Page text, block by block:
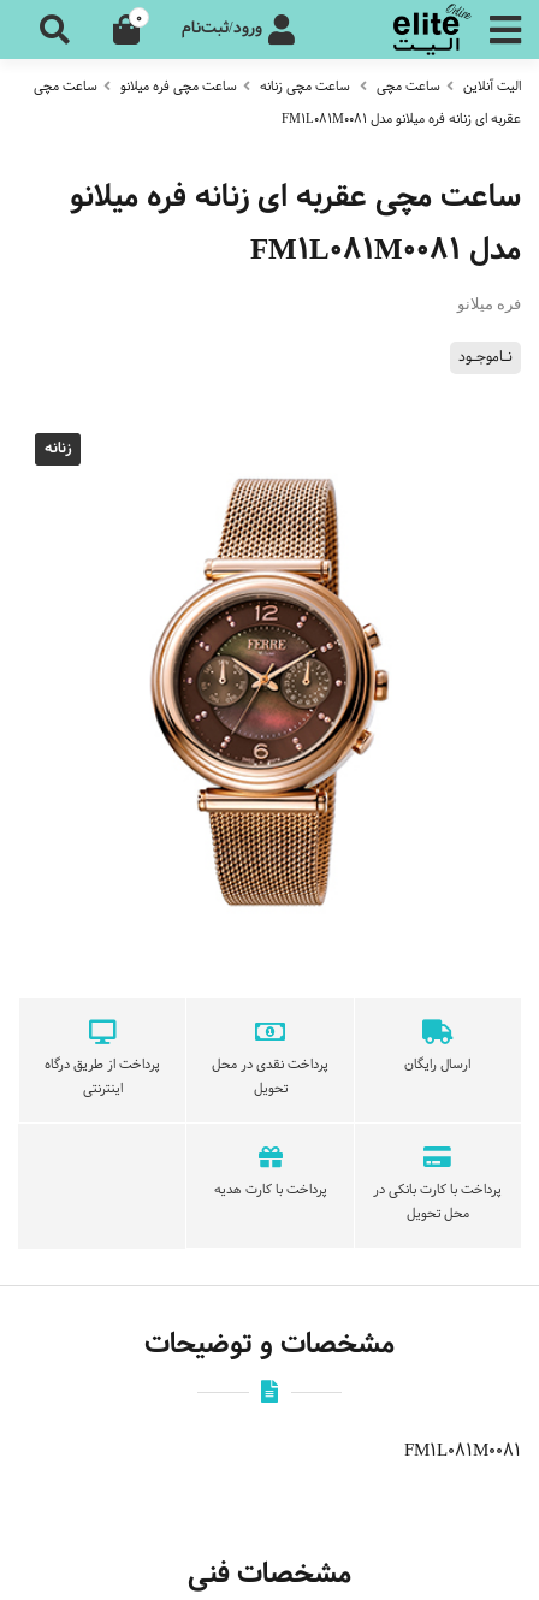
ورود/ثبت‌نام 0
الیت آنلاین ساعت مچی ساعت مچی زنانه ساعت مچی فره میلانو
ساعت مچی
عقربه ای زنانه فره میلانو مدل FM1L081M0081
ساعت مچی عقربه ای زنانه فره میلانو
مدل FM1L081M0081
فره میلانو
نـاموجـود
زنانه
ارسال رایگان
پرداخت نقدی در محل
تحویل
پرداخت از طریق درگاه
اینترنتی
پرداخت با کارت بانکی در
محل تحویل
پرداخت با کارت هدیه
مشخصات و توضیحات
FM1L081M0081
مشخصات فنی